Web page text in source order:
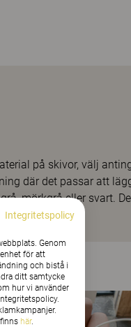
på skivor, välj
där det passar att
mörkgrå eller svart.
Integritetspolicy
Genom
för att
och bistå i
ditt samtycke
hur vi använder
här.